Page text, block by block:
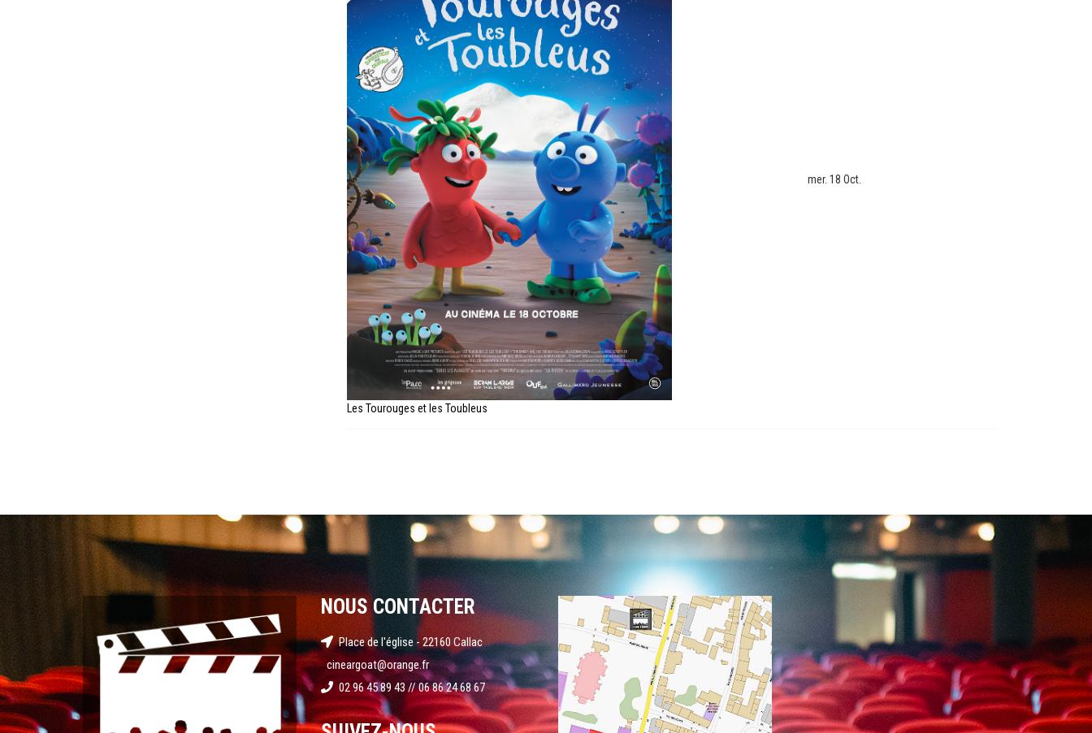
Les Tourouges et les Toubleus
mer. 18 Oct.
NOUS CONTACTER
Place de l'église - 22160 Callac
cineargoat@orange.fr
02 96 45 89 43 // 06 86 24 68 67